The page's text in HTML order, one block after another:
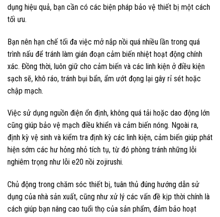
dụng hiệu quả, bạn cần có các biện pháp bảo vệ thiết bị một cách
tối ưu.
Bạn nên hạn chế tối đa việc mở nắp nồi quá nhiều lần trong quá
trình nấu để tránh làm gián đoạn cảm biến nhiệt hoạt động chính
xác. Đồng thời, luôn giữ cho cảm biến và các linh kiện ở điều kiện
sạch sẽ, khô ráo, tránh bụi bẩn, ẩm ướt đọng lại gây rỉ sét hoặc
chập mạch.
Việc sử dụng nguồn điện ổn định, không quá tải hoặc dao động lớn
cũng giúp bảo vệ mạch điều khiển và cảm biến nóng. Ngoài ra,
định kỳ vệ sinh và kiểm tra định kỳ các linh kiện, cảm biến giúp phát
hiện sớm các hư hỏng nhỏ tích tụ, từ đó phòng tránh những lỗi
nghiêm trọng như lỗi e20 nồi zojirushi.
Chủ động trong chăm sóc thiết bị, tuân thủ đúng hướng dẫn sử
dụng của nhà sản xuất, cũng như xử lý các vấn đề kịp thời chính là
cách giúp bạn nâng cao tuổi thọ của sản phẩm, đảm bảo hoạt